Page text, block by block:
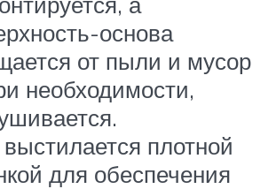
основа
от пыли и мусор
необходимости,
плотной
для обеспечения